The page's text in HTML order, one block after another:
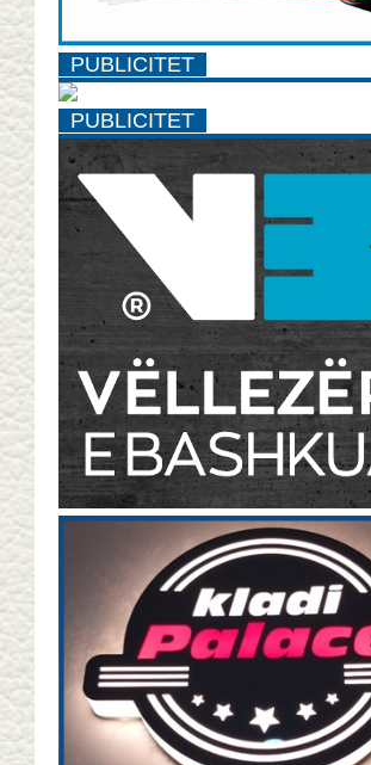
PUBLICITET
PUBLICITET